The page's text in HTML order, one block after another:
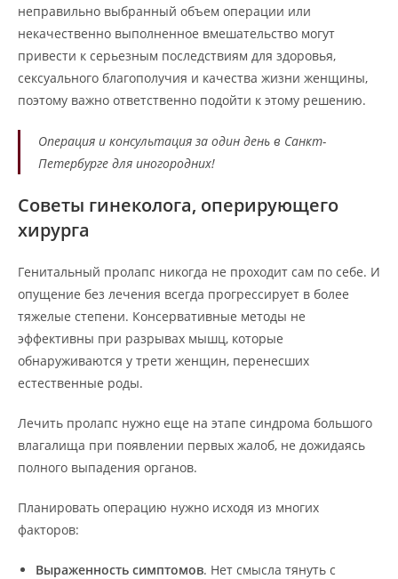
неправильно выбранный объем операции или
некачественно выполненное вмешательство могут
привести к серьезным последствиям для здоровья,
сексуального благополучия и качества жизни женщины,
поэтому важно ответственно подойти к этому решению.
Операция и консультация за один день в Санкт-
Петербурге для иногородних!
Советы гинеколога, оперирующего
хирурга
Генитальный пролапс никогда не проходит сам по себе. И
опущение без лечения всегда прогрессирует в более
тяжелые степени. Консервативные методы не
эффективны при разрывах мышц, которые
обнаруживаются у трети женщин, перенесших
естественные роды.
Лечить пролапс нужно еще на этапе синдрома большого
влагалища при появлении первых жалоб, не дожидаясь
полного выпадения органов.
Планировать операцию нужно исходя из многих
факторов:
Выраженность симптомов. Нет смысла тянуть с